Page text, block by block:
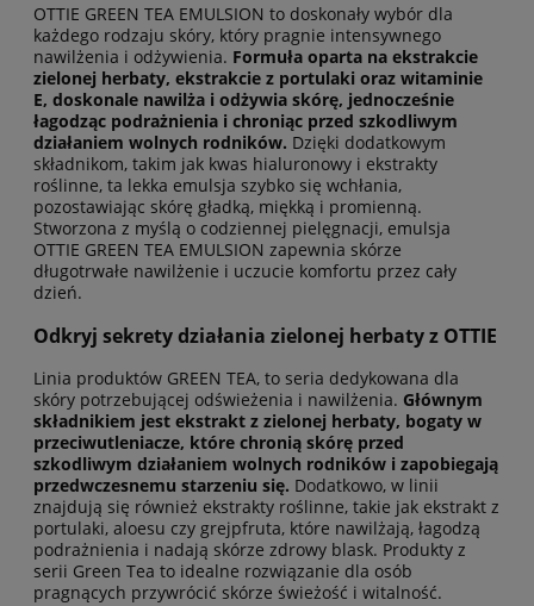
OTTIE GREEN TEA EMULSION to doskonały wybór dla
każdego rodzaju skóry, który pragnie intensywnego
nawilżenia i odżywienia. Formuła oparta na ekstrakcie
zielonej herbaty, ekstrakcie z portulaki oraz witaminie
E, doskonale nawilża i odżywia skórę, jednocześnie
łagodząc podrażnienia i chroniąc przed szkodliwym
działaniem wolnych rodników. Dzięki dodatkowym
składnikom, takim jak kwas hialuronowy i ekstrakty
roślinne, ta lekka emulsja szybko się wchłania,
pozostawiając skórę gładką, miękką i promienną.
Stworzona z myślą o codziennej pielęgnacji, emulsja
OTTIE GREEN TEA EMULSION zapewnia skórze
długotrwałe nawilżenie i uczucie komfortu przez cały
dzień.
Odkryj sekrety działania zielonej herbaty z OTTIE
Linia produktów GREEN TEA, to seria dedykowana dla
skóry potrzebującej odświeżenia i nawilżenia. Głównym
składnikiem jest ekstrakt z zielonej herbaty, bogaty w
przeciwutleniacze, które chronią skórę przed
szkodliwym działaniem wolnych rodników i zapobiegają
przedwczesnemu starzeniu się. Dodatkowo, w linii
znajdują się również ekstrakty roślinne, takie jak ekstrakt z
portulaki, aloesu czy grejpfruta, które nawilżają, łagodzą
podrażnienia i nadają skórze zdrowy blask. Produkty z
serii Green Tea to idealne rozwiązanie dla osób
pragnących przywrócić skórze świeżość i witalność.